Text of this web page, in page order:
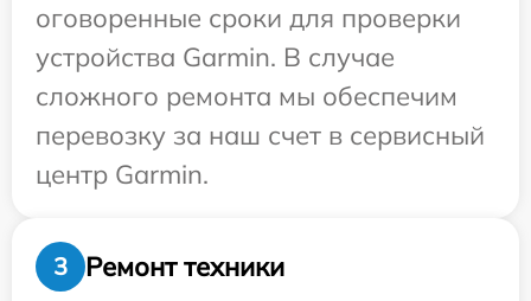
оговоренные сроки для проверки
устройства Garmin. В случае
сложного ремонта мы обеспечим
перевозку за наш счет в сервисный
центр Garmin.
3
Ремонт техники